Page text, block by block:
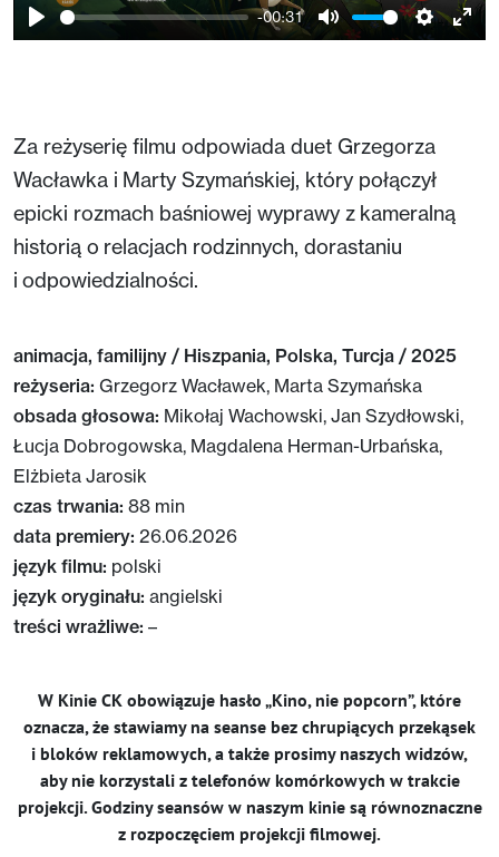
Play
-00:31
Mute Settings
Za reżyserię filmu odpowiada duet Grzegorza
Wacławka i Marty Szymańskiej, który połączył
epicki rozmach baśniowej wyprawy z kameralną
historią o relacjach rodzinnych, dorastaniu
i odpowiedzialności.
animacja, familijny / Hiszpania, Polska, Turcja / 2025
reżyseria: Grzegorz Wacławek, Marta Szymańska
obsada głosowa: Mikołaj Wachowski, Jan Szydłowski,
Łucja Dobrogowska, Magdalena Herman-Urbańska,
Elżbieta Jarosik
czas trwania: 88 min
data premiery: 26.06.2026
język filmu: polski
język oryginału: angielski
treści wrażliwe: –
W Kinie CK obowiązuje hasło „Kino, nie popcorn”, które
oznacza, że stawiamy na seanse bez chrupiących przekąsek
i bloków reklamowych, a także prosimy naszych widzów,
aby nie korzystali z telefonów komórkowych w trakcie
projekcji. Godziny seansów w naszym kinie są równoznaczne
z rozpoczęciem projekcji filmowej.